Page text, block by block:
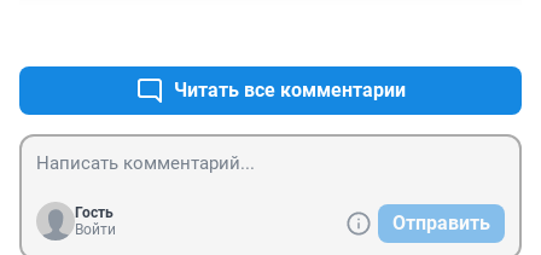
следствие, а не причину!Читать все комментарии
Гость
Войти
Отправить